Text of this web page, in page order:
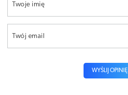
Twoje imię
Twój email
WYŚLIJ OPINIĘ